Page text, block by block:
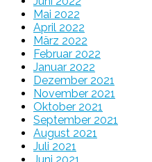
Mai 2022
April 2022
März 2022
Februar 2022
Januar 2022
Dezember 2021
November 2021
Oktober 2021
September 2021
August 2021
Juli 2021
Juni 2021